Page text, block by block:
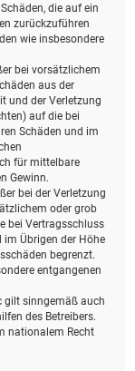
die auf ein
zurückzuführen
wie insbesondere
bei vorsätzlichem
aus der
und der Verletzung
auf die bei
Schäden und im
für mittelbare
Gewinn.
bei der Verletzung
oder grob
bei Vertragsschluss
im Übrigen der Höhe
begrenzt.
entgangenen
gilt sinngemäß auch
des Betreibers.
nationalem Recht